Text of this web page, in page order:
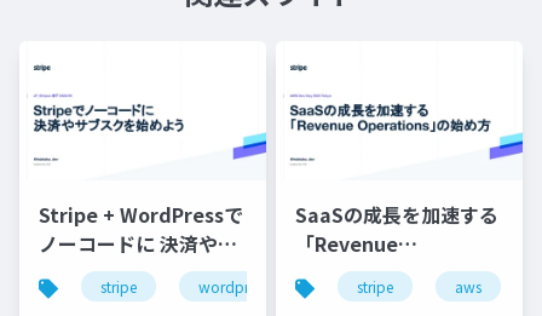
Stripe + WordPressで
ノーコードに 決済やサ
ブスクを始めようワー
クショップ
stripe wordpress
SaaSの成長を加速する
「Revenue
Operations」の始め方
stripe aws